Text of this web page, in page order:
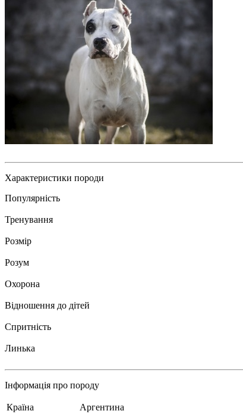
Характеристики породи
Популярність
Тренування
Розмір
Розум
Охорона
Відношення до дітей
Спритність
Линька
Інформація про породу
Країна
Аргентина